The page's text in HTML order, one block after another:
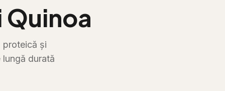
Quinoa
proteică și
durată